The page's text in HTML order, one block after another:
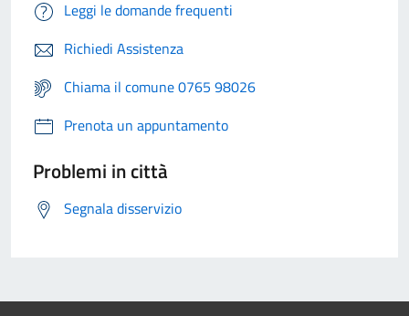
Leggi le domande frequenti
Richiedi Assistenza
Chiama il comune 0765 98026
Prenota un appuntamento
Problemi in città
Segnala disservizio